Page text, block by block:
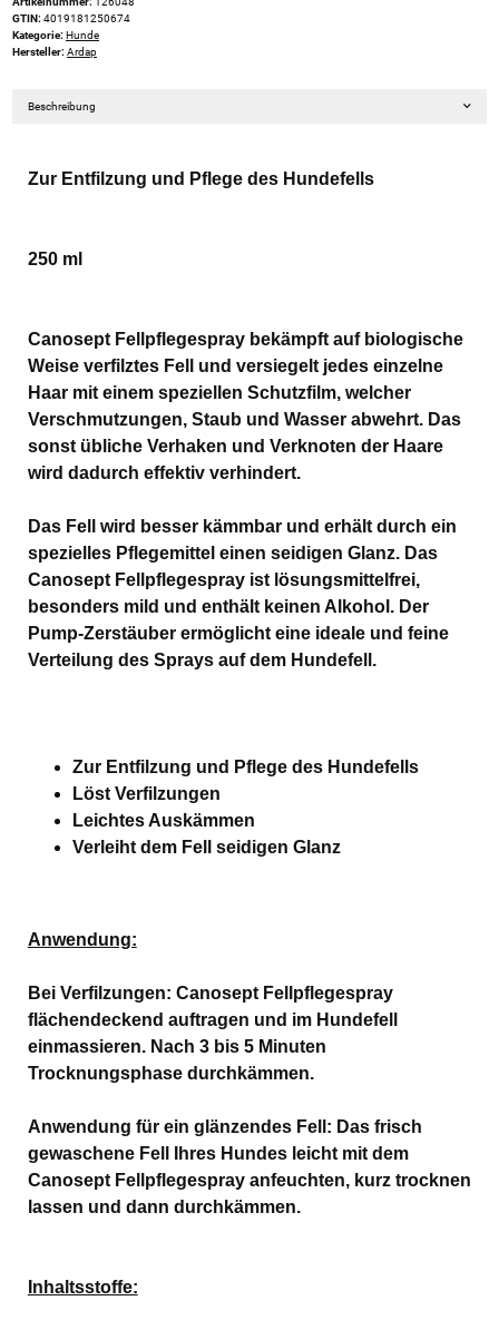
GTIN: 4019181250674
Kategorie: Hunde
Hersteller: Ardap
Beschreibung
Zur Entfilzung und Pflege des Hundefells
250 ml
Canosept Fellpflegespray bekämpft auf biologische
Weise verfilztes Fell und versiegelt jedes einzelne
Haar mit einem speziellen Schutzfilm, welcher
Verschmutzungen, Staub und Wasser abwehrt. Das
sonst übliche Verhaken und Verknoten der Haare
wird dadurch effektiv verhindert.
Das Fell wird besser kämmbar und erhält durch ein
spezielles Pflegemittel einen seidigen Glanz. Das
Canosept Fellpflegespray ist lösungsmittelfrei,
besonders mild und enthält keinen Alkohol. Der
Pump-Zerstäuber ermöglicht eine ideale und feine
Verteilung des Sprays auf dem Hundefell.
Zur Entfilzung und Pflege des Hundefells
Löst Verfilzungen
Leichtes Auskämmen
Verleiht dem Fell seidigen Glanz
Anwendung:
Bei Verfilzungen: Canosept Fellpflegespray
flächendeckend auftragen und im Hundefell
einmassieren. Nach 3 bis 5 Minuten
Trocknungsphase durchkämmen.
Anwendung für ein glänzendes Fell: Das frisch
gewaschene Fell Ihres Hundes leicht mit dem
Canosept Fellpflegespray anfeuchten, kurz trocknen
lassen und dann durchkämmen.
Inhaltsstoffe: